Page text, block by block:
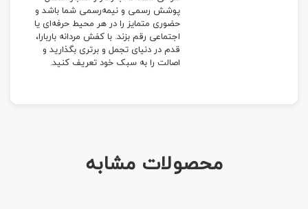
پوشش رسمی و نیمه‌رسمی شما باشد و
حضوری متمایز را در هر محیط حرفه‌ای یا
اجتماعی رقم بزند. با کفش مردانه باربارا،
قدم در دنیای تجمل و برتری بگذارید و
اصالت را به سبک خود تعریف کنید.
محصولات مشابه